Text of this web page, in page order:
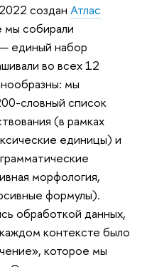
создан Атлас
мы собирали
единый набор
во всех 12
мы
словный список
(в рамках
единицы) и
морфология,
формулы).
обработкой данных,
контексте было
которое мы